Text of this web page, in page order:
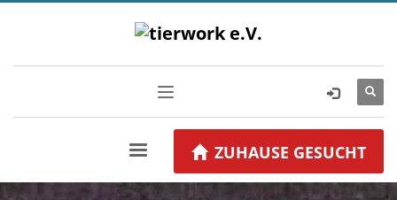
ZUHAUSE GESUCHT